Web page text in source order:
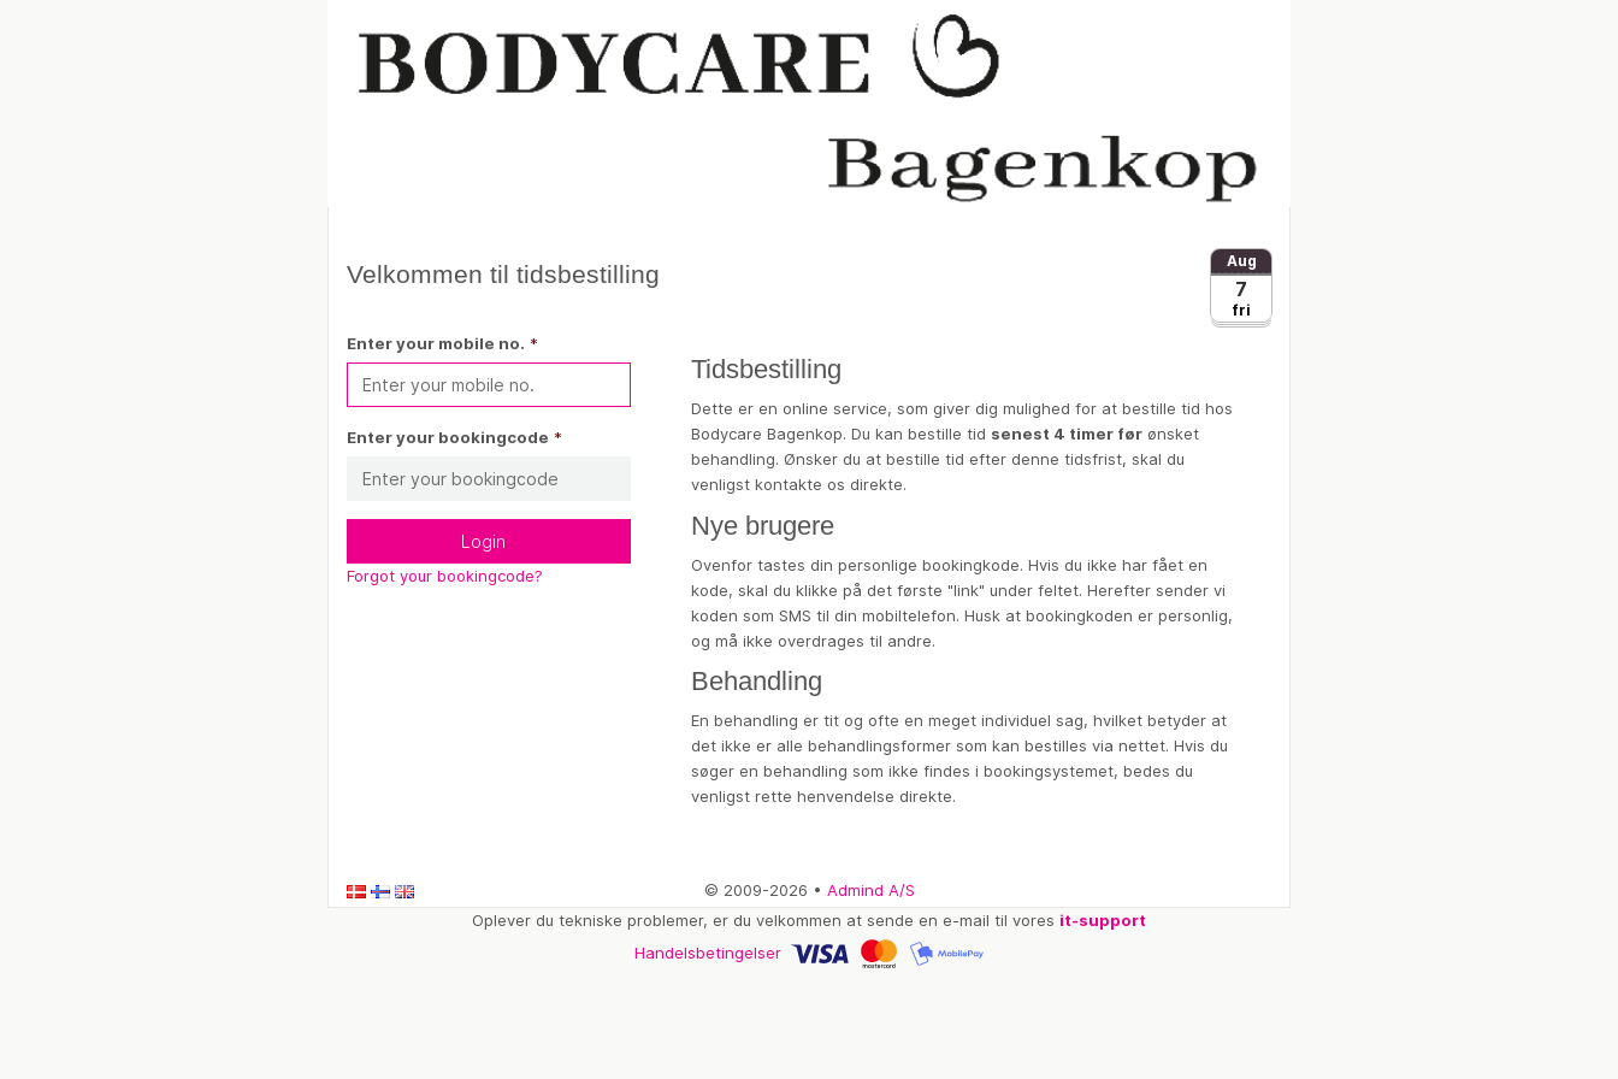
Velkommen til tidsbestilling
fri
Aug
7
Enter your mobile no. *
Enter your bookingcode *
Login
Forgot your bookingcode?
Tidsbestilling
Dette er en online service, som giver dig mulighed for at bestille tid hos
Bodycare Bagenkop. Du kan bestille tid senest 4 timer førønsket
behandling. Ønsker du at bestille tid efter denne tidsfrist, skal du
venligst kontakte os direkte.
Nye brugere
Ovenfor tastes din personlige bookingkode. Hvis du ikke har fået en
kode, skal du klikke på det første "link" under feltet. Herefter sender vi
koden som SMS til din mobiltelefon. Husk at bookingkoden er personlig,
og må ikke overdrages til andre.
Behandling
En behandling er tit og ofte en meget individuel sag, hvilket betyder at
det ikke er alle behandlingsformer som kan bestilles via nettet. Hvis du
søger en behandling som ikke findes i bookingsystemet, bedes du
venligst rette henvendelse direkte.
© 2009-2026 • Admind A/S
Oplever du tekniske problemer, er du velkommen at sende en e-mail til vores it-support
Handelsbetingelser